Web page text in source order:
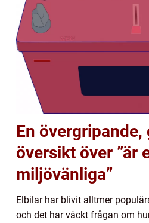
En övergripande,
översikt över ”är
miljövänliga”
Elbilar har blivit alltmer
och det har väckt frågan om